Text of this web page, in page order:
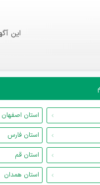
این
استان اصفهان
استان فارس
استان قم
استان همدان